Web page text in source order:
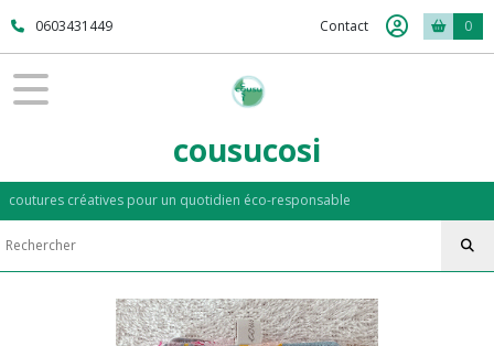
0603431449 Contact 0
cousucosi
coutures créatives pour un quotidien éco-responsable